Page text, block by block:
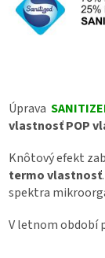
Úprava
vlastnosť POP
Knôtový efekt
termo vlastnosť
spektra
V letnom období